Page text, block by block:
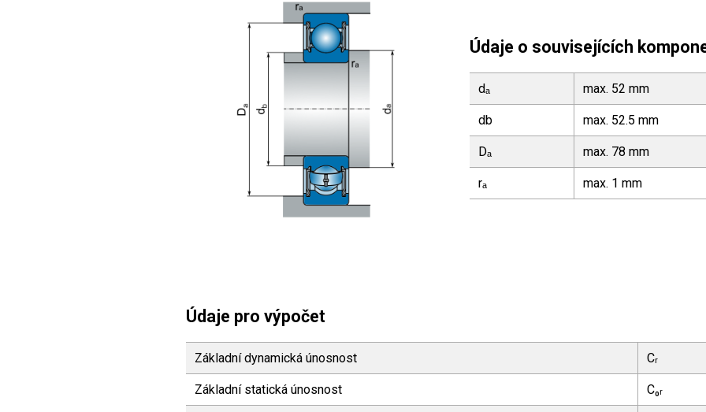
Údaje o souvisejících
dₐ max. 52 mm
db max. 52.5 mm
Dₐ max. 78 mm
rₐ max. 1 mm
Údaje pro výpočet
Základní dynamická únosnost Cᵣ
Základní statická únosnost C₀ᵣ